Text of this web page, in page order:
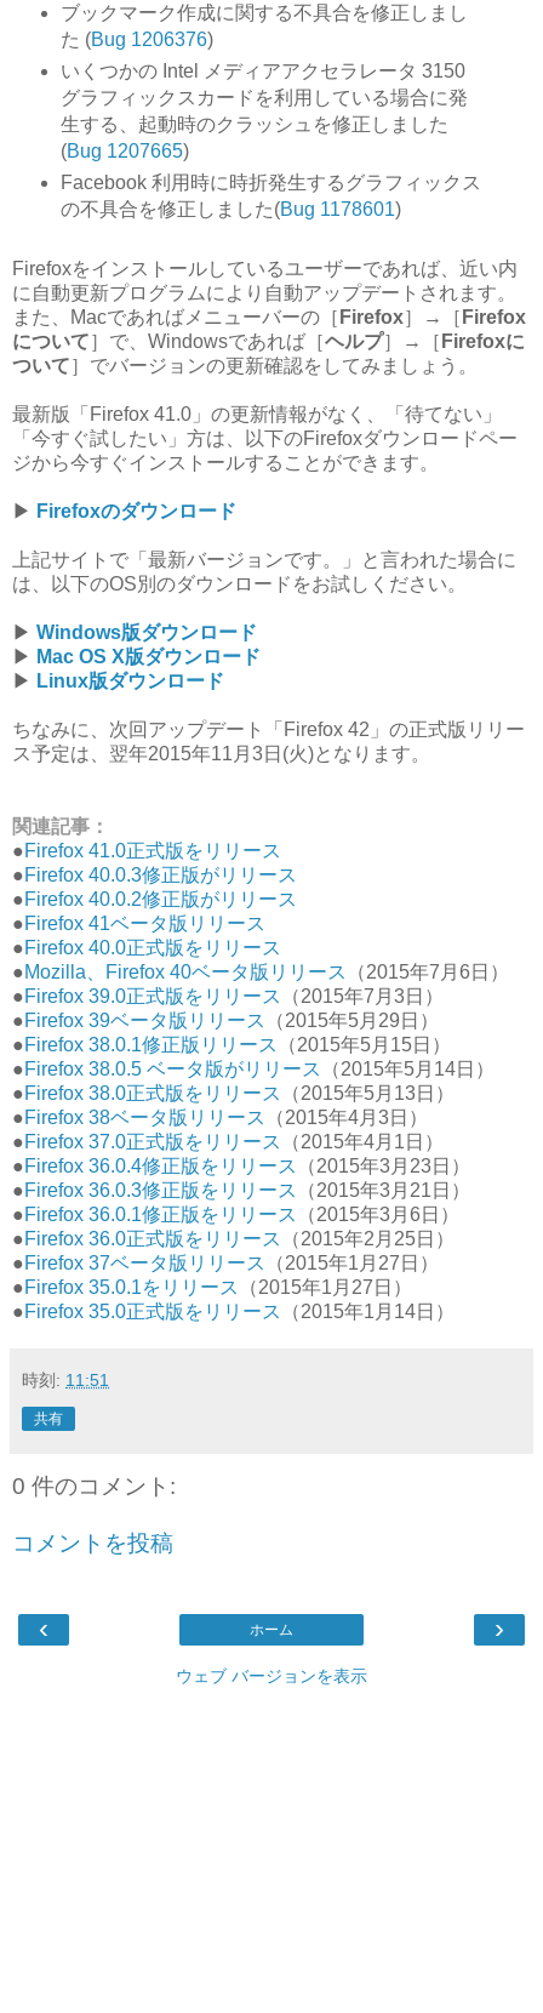
ブックマーク作成に関する不具合を修正しまし
た (Bug 1206376)
いくつかの Intel メディアアクセラレータ 3150
グラフィックスカードを利用している場合に発
生する、起動時のクラッシュを修正しました
(Bug 1207665)
Facebook 利用時に時折発生するグラフィックス
の不具合を修正しました(Bug 1178601)
Firefoxをインストールしているユーザーであれば、近い内
に自動更新プログラムにより自動アップデートされます。
また、Macであればメニューバーの［ Firefox］→［ Firefox
について］で、Windowsであれば［ヘルプ］→［ Firefoxに
ついて］でバージョンの更新確認をしてみましょう。
最新版「Firefox 41.0」の更新情報がなく、「待てない」
「今すぐ試したい」方は、以下のFirefoxダウンロードペー
ジから今すぐインストールすることができます。
▶︎ Firefoxのダウンロード
上記サイトで「最新バージョンです。」と言われた場合に
は、以下のOS別のダウンロードをお試しください。
▶︎ Windows版ダウンロード
▶︎ Mac OS X版ダウンロード
▶︎ Linux版ダウンロード
ちなみに、次回アップデート「Firefox 42」の正式版リリー
ス予定は、翌年2015年11月3日(火)となります。
関連記事：
●Firefox 41.0正式版をリリース
●Firefox 40.0.3修正版がリリース
●Firefox 40.0.2修正版がリリース
●Firefox 41ベータ版リリース
●Firefox 40.0正式版をリリース
●Mozilla、Firefox 40ベータ版リリース
（2015年7月6日）
●Firefox 39.0正式版をリリース
（2015年7月3日）
●Firefox 39ベータ版リリース
（2015年5月29日）
●Firefox 38.0.1修正版リリース
（2015年5月15日）
●Firefox 38.0.5 ベータ版がリリース
（2015年5月14日）
●Firefox 38.0正式版をリリース
（2015年5月13日）
●Firefox 38ベータ版リリース
（2015年4月3日）
●Firefox 37.0正式版をリリース
（2015年4月1日）
●Firefox 36.0.4修正版をリリース
（2015年3月23日）
●Firefox 36.0.3修正版をリリース
（2015年3月21日）
●Firefox 36.0.1修正版をリリース
（2015年3月6日）
●Firefox 36.0正式版をリリース
（2015年2月25日）
●Firefox 37ベータ版リリース
（2015年1月27日）
●Firefox 35.0.1をリリース
（2015年1月27日）
●Firefox 35.0正式版をリリース （2015年1月14日）
時刻: 11:51
共有
0 件のコメント:
コメントを投稿
‹ ›
ホーム
ウェブ バージョンを表示